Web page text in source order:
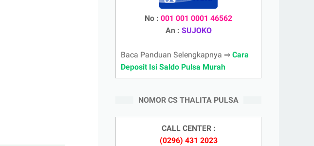
No : 001 001 0001 46562
An : SUJOKO
Baca Panduan Selengkapnya ⇒ Cara
Deposit Isi Saldo Pulsa Murah
NOMOR CS THALITA PULSA
CALL CENTER :
(0296) 431 2023